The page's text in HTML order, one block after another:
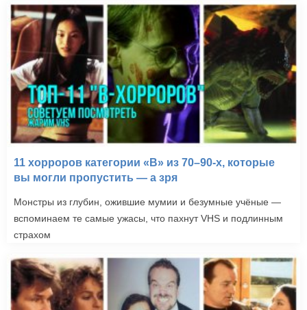
11 хорроров категории «B» из 70–90-х, которые
вы могли пропустить — а зря
Монстры из глубин, ожившие мумии и безумные учёные —
вспоминаем те самые ужасы, что пахнут VHS и подлинным
страхом